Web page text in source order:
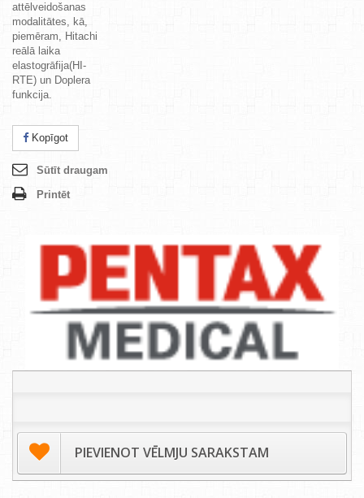
attēlveidošanas
modalitātes, kā,
piemēram, Hitachi
reālā laika
elastogrāfija(HI-
RTE) un Doplera
funkcija.
Kopīgot
Sūtīt draugam
Printēt
PIEVIENOT VĒLMJU SARAKSTAM